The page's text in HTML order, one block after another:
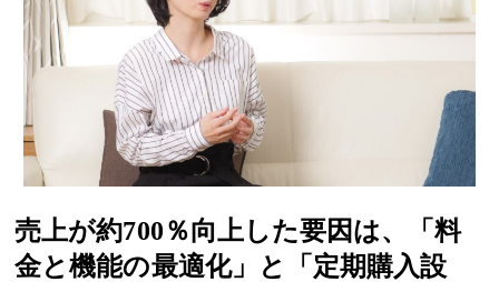
売上が約700％向上した要因は、「料
金と機能の最適化」と「定期購入設